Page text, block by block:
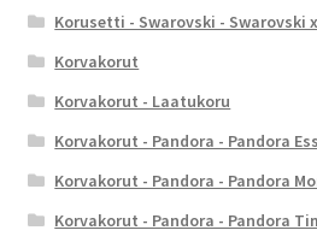
Korusetti - Swarovski - Swarovski
Korvakorut
Korvakorut - Laatukoru
Korvakorut - Pandora - Pandora
Korvakorut - Pandora - Pandora
Korvakorut - Pandora - Pandora